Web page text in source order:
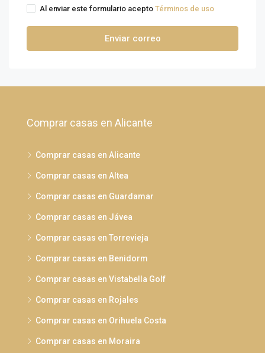
Al enviar este formulario acepto Términos de uso
Enviar correo
Comprar casas en Alicante
Comprar casas en Alicante
Comprar casas en Altea
Comprar casas en Guardamar
Comprar casas en Jávea
Comprar casas en Torrevieja
Comprar casas en Benidorm
Comprar casas en Vistabella Golf
Comprar casas en Rojales
Comprar casas en Orihuela Costa
Comprar casas en Moraira